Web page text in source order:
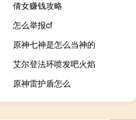
倩女赚钱攻略
怎么举报cf
原神七神是怎么当神的
艾尔登法环喷发吧火焰
原神雷护盾怎么